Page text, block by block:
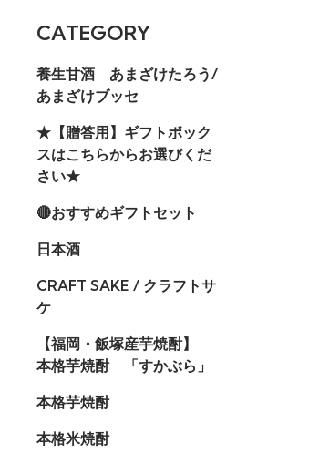
CATEGORY
養生甘酒 あまざけたろう/
あまざけブッセ
★【贈答用】ギフトボック
スはこちらからお選びくだ
さい★
🔴おすすめギフトセット
日本酒
CRAFT SAKE / クラフトサ
ケ
【福岡・飯塚産芋焼酎】
本格芋焼酎 「すかぶら」
本格芋焼酎
本格米焼酎